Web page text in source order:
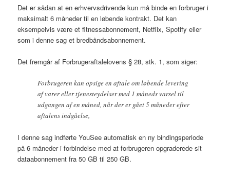
Det er sådan at en erhvervsdrivende kun må binde en forbruger i
maksimalt 6 måneder til en løbende kontrakt. Det kan
eksempelvis være et fitnessabonnement, Netflix, Spotify eller
som i denne sag et bredbåndsabonnement.
Det fremgår af Forbrugeraftalelovens § 28, stk. 1, som siger:
Forbrugeren kan opsige en aftale om løbende levering
af varer eller tjenesteydelser med 1 måneds varsel til
udgangen af en måned, når der er gået 5 måneder efter
aftalens indgåelse,
I denne sag indførte YouSee automatisk en ny bindingsperiode
på 6 måneder i forbindelse med at forbrugeren opgraderede sit
dataabonnement fra 50 GB til 250 GB.